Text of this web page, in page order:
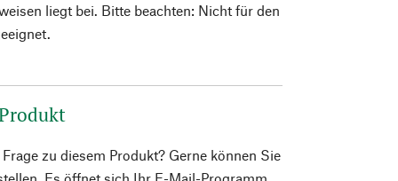
liegt bei. Bitte beachten: Nicht für den
zu diesem Produkt? Gerne können Sie